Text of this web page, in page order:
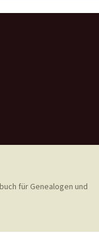
für Genealogen und